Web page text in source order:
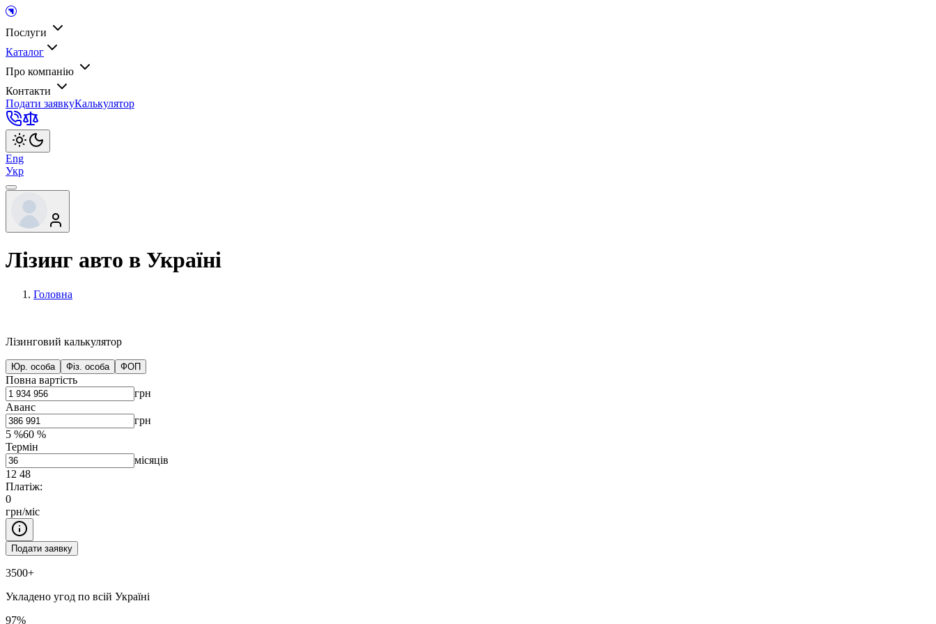
Послуги
Каталог
Про компанію
Контакти
Подати заявкуКалькулятор
Eng
Укр
Лізинг авто в Україні
Головна
Лізинговий калькулятор
Юр. особа Фіз. особа ФОП
Повна вартість
грн
Аванс
грн
5 %60 %
Термін
місяців
12 48
Платіж:
0
грн/міс
Подати заявку
3500+
Укладено угод по всій Україні
97%